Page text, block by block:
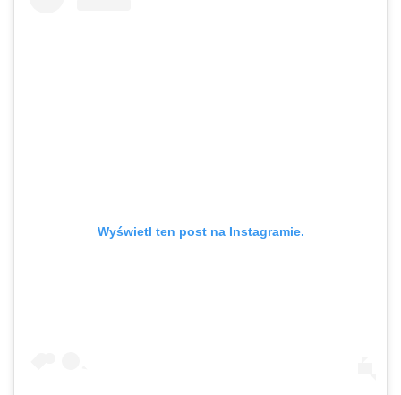
Wyświetl ten post na Instagramie.